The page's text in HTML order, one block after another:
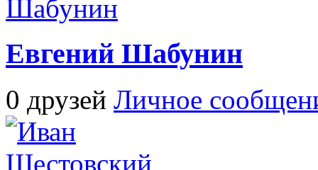
Евгений Шабунин
0 друзей Личное